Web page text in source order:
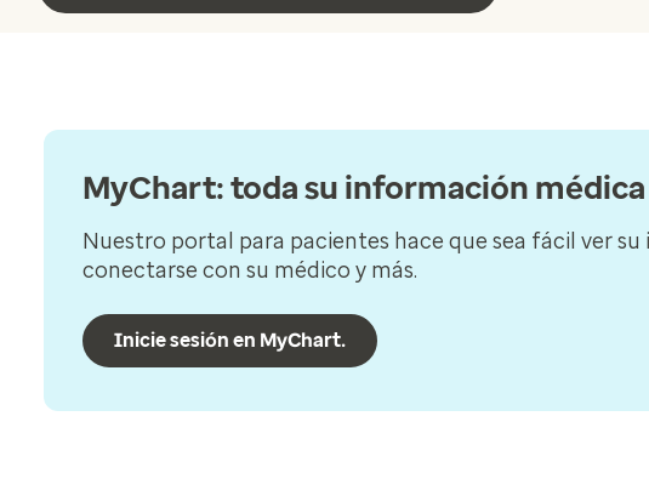
MyChart: toda su información médica
Nuestro portal para pacientes hace que sea fácil ver
conectarse con su médico y más.
Inicie sesión en MyChart.